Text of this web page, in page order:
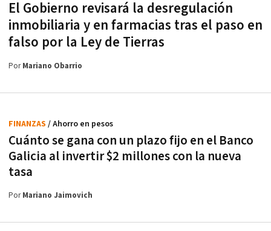
El Gobierno revisará la desregulación
inmobiliaria y en farmacias tras el paso en
falso por la Ley de Tierras
PorMariano Obarrio
Cuánto se gana con un plazo fijo en el Banco
Galicia al invertir $2 millones con la nueva
tasa
FINANZAS / Ahorro en pesos
PorMariano Jaimovich